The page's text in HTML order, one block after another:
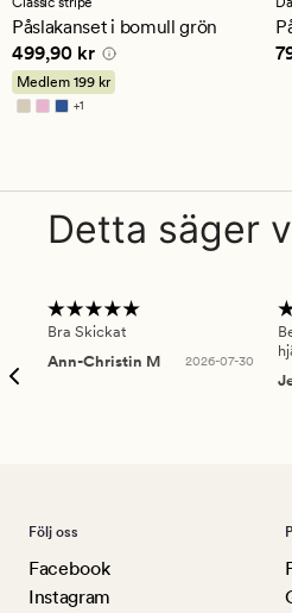
ett
genomsnittligt
betyg
på
4.5
Påslakanset i bomull grön
Pris 499,90 kr
499,90 kr
Medlem 199 kr
+1
Finns i fler färger
Detta säger
Bra Skickat
Ann-Christin M
2026-07-30
Följ oss
Facebook
Instagram